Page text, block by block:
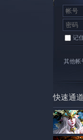
记
其他帐
快速通道